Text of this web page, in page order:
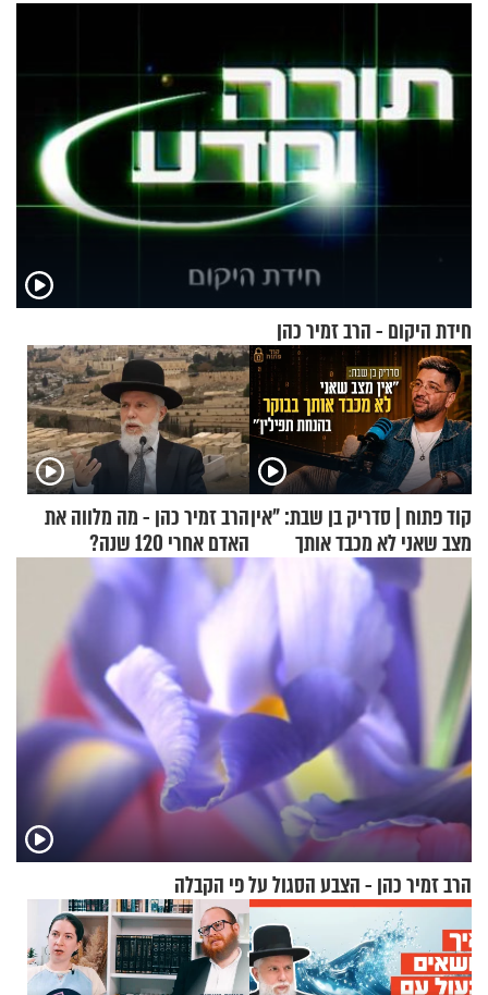
חידת היקום - הרב זמיר כהן
קוד פתוח | סדריק בן שבת: "אין
מצב שאני לא מכבד אותך
בבוקר בהנחת תפילין"
הרב זמיר כהן - מה מלווה את
האדם אחרי 120 שנה?
הרב זמיר כהן - הצבע הסגול על פי הקבלה